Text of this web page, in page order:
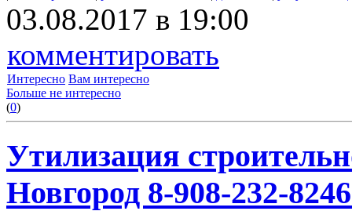
03.08.2017 в 19:00
комментировать
Интересно Вам интересно
Больше не интересно
(0)
Утилизация
Новгород 8-908-232-